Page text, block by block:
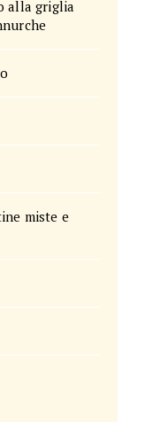
alla griglia
miste e